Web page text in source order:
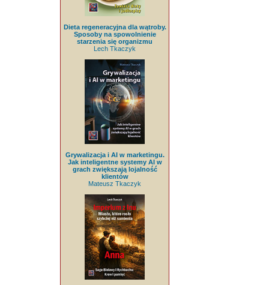
Dieta regeneracyjna dla wątroby.
Sposoby na spowolnienie
starzenia się organizmu
Lech Tkaczyk
Grywalizacja i AI w marketingu.
Jak inteligentne systemy AI w
grach zwiększają lojalność
klientów
Mateusz Tkaczyk